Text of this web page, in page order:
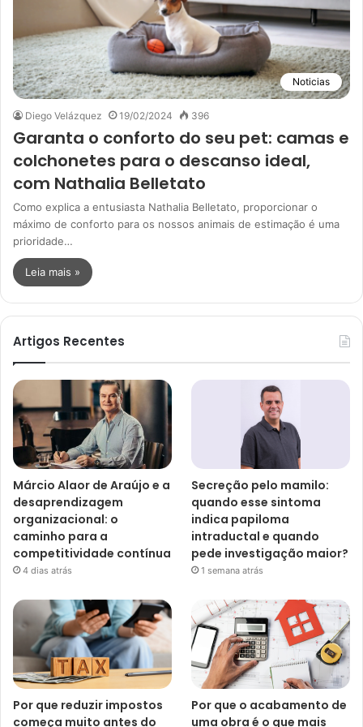
Noticias
Diego Velázquez 19/02/2024 396
Garanta o conforto do seu pet: camas e
colchonetes para o descanso ideal,
com Nathalia Belletato
Como explica a entusiasta Nathalia Belletato, proporcionar o
máximo de conforto para os nossos animais de estimação é uma
prioridade…
Leia mais »
Artigos Recentes
Márcio Alaor de Araújo e a
desaprendizagem
organizacional: o
caminho para a
competitividade contínua
4 dias atrás
Secreção pelo mamilo:
quando esse sintoma
indica papiloma
intraductal e quando
pede investigação maior?
1 semana atrás
Por que reduzir impostos
começa muito antes do
Por que o acabamento de
uma obra é o que mais